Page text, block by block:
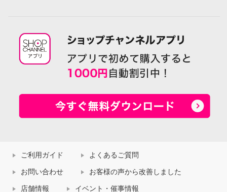
ご利用ガイド よくあるご質問
お問い合わせ お客様の声から改善しました
店舗情報 イベント・催事情報